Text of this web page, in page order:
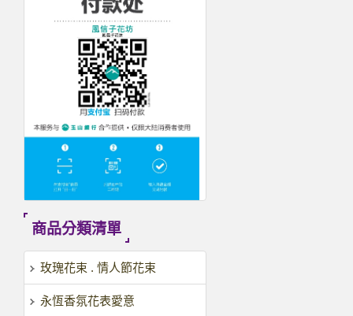
商品分類清單
玫瑰花束 . 情人節花束
永恆香氛花表愛意